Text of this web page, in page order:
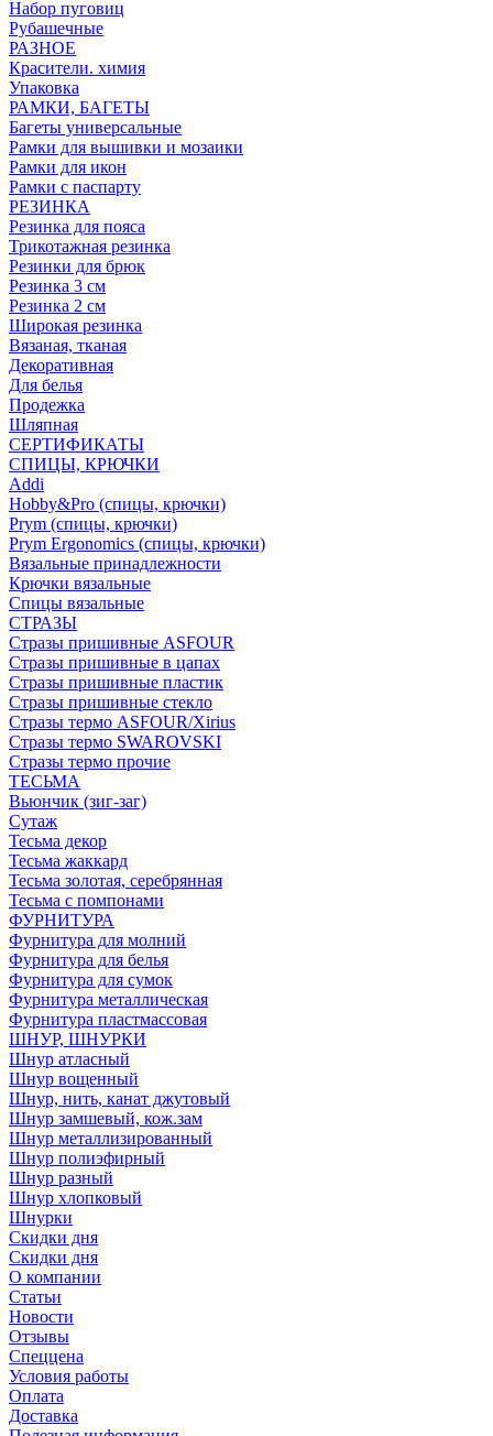
Набор пуговиц
Рубашечные
РАЗНОЕ
Красители. химия
Упаковка
РАМКИ, БАГЕТЫ
Багеты универсальные
Рамки для вышивки и мозаики
Рамки для икон
Рамки с паспарту
РЕЗИНКА
Резинка для пояса
Трикотажная резинка
Резинки для брюк
Резинка 3 см
Резинка 2 см
Широкая резинка
Вязаная, тканая
Декоративная
Для белья
Продежка
Шляпная
СЕРТИФИКАТЫ
СПИЦЫ, КРЮЧКИ
Addi
Hobby&Pro (спицы, крючки)
Prym (спицы, крючки)
Prym Ergonomics (спицы, крючки)
Вязальные принадлежности
Крючки вязальные
Спицы вязальные
СТРАЗЫ
Стразы пришивные ASFOUR
Стразы пришивные в цапах
Стразы пришивные пластик
Стразы пришивные стекло
Стразы термо ASFOUR/Xirius
Стразы термо SWAROVSKI
Стразы термо прочие
ТЕСЬМА
Вьюнчик (зиг-заг)
Сутаж
Тесьма декор
Тесьма жаккард
Тесьма золотая, серебрянная
Тесьма с помпонами
ФУРНИТУРА
Фурнитура для молний
Фурнитура для белья
Фурнитура для сумок
Фурнитура металлическая
Фурнитура пластмассовая
ШНУР, ШНУРКИ
Шнур атласный
Шнур вощенный
Шнур, нить, канат джутовый
Шнур замшевый, кож.зам
Шнур металлизированный
Шнур полиэфирный
Шнур разный
Шнур хлопковый
Шнурки
Скидки дня
Скидки дня
О компании
Статьи
Новости
Отзывы
Спеццена
Условия работы
Оплата
Доставка